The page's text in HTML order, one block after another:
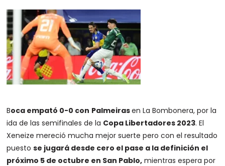
Boca empató 0-0 con Palmeirasen La Bombonera, por la
ida de las semifinales de la Copa Libertadores 2023. El
Xeneize mereció mucha mejor suerte pero con el resultado
puestose jugará desde cero el pase a la definición el
próximo 5 de octubre en San Pablo, mientras espera por